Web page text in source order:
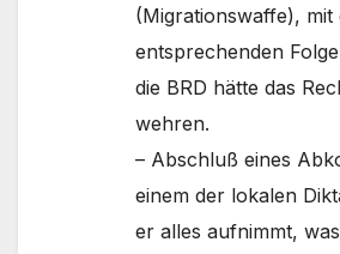
(Migrationswaffe), mit
entsprechenden
die BRD hätte das
wehren.
– Abschluß eines
einem der lokalen
er alles aufnimmt,